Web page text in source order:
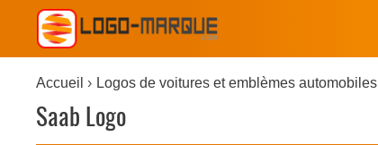
Accueil Logos de voitures et emblèmes automobiles
Saab Logo